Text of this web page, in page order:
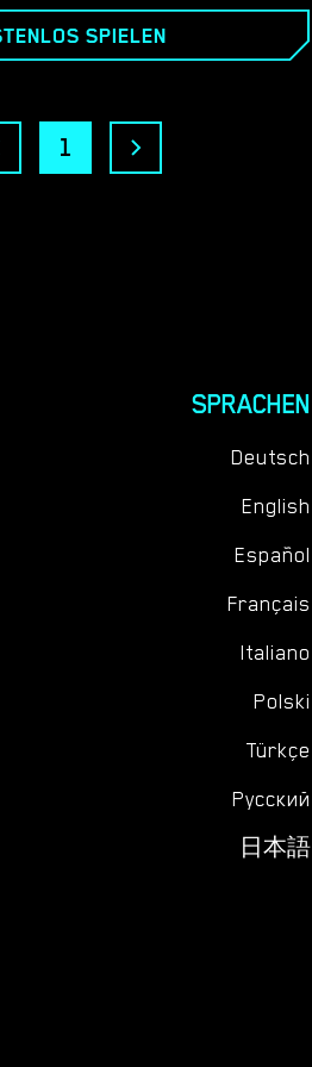
Welt voller mittelalterlicher
eintauchen lässt.
SPIELEN
1
SPRACHEN
Deutsch
English
Español
Français
Italiano
Polski
Türkçe
Русский
日本語